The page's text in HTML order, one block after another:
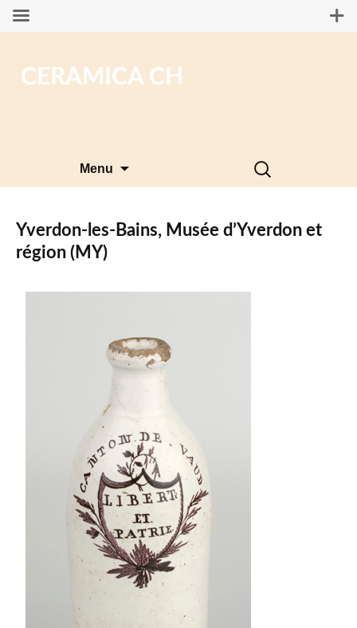
CERAMICA CH
Menu
Rechercher :
Yverdon-les-Bains, Musée d’Yverdon et
région (MY)